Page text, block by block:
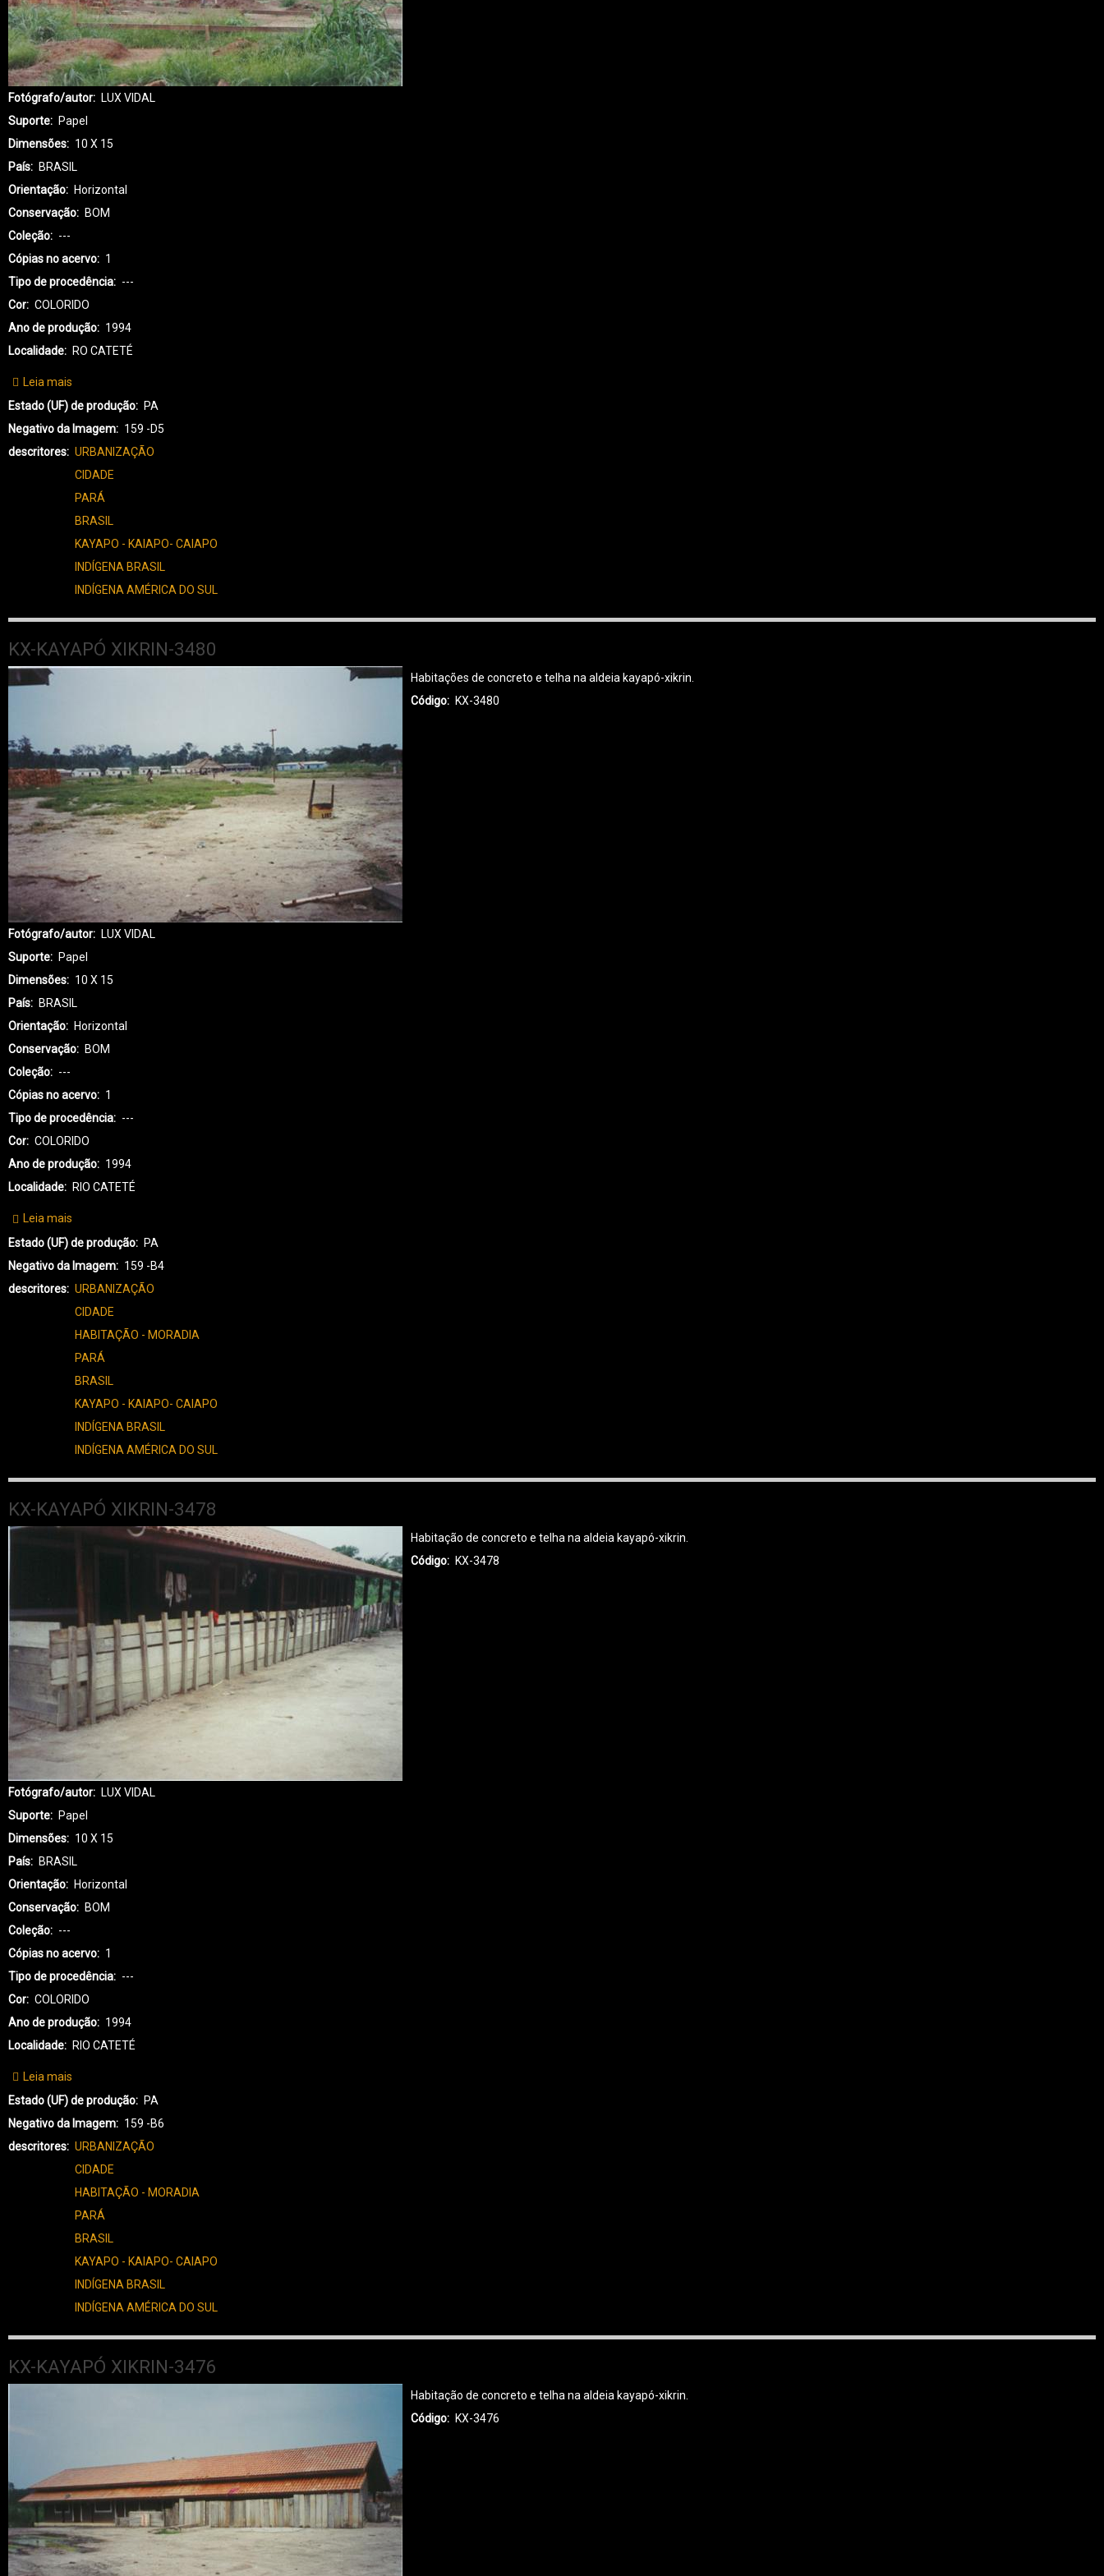
Fotógrafo/autor
LUX VIDAL
Suporte
Papel
Dimensões
10 X 15
País
BRASIL
Orientação
Horizontal
Conservação
BOM
Coleção
---
Cópias no acervo
1
Tipo de procedência
---
Cor
COLORIDO
Ano de produção
1994
Localidade
RO CATETÉ
Leia mais
KX-
KAYAPÓ
XIKRIN-
3489
Estado (UF) de produção
PA
Negativo da Imagem
159 -D5
descritores
URBANIZAÇÃO
CIDADE
PARÁ
BRASIL
KAYAPO - KAIAPO- CAIAPO
INDÍGENA BRASIL
INDÍGENA AMÉRICA DO SUL
KX-KAYAPÓ XIKRIN-3480
Habitações de concreto e telha na aldeia kayapó-xikrin.
Código
KX-3480
Fotógrafo/autor
LUX VIDAL
Suporte
Papel
Dimensões
10 X 15
País
BRASIL
Orientação
Horizontal
Conservação
BOM
Coleção
---
Cópias no acervo
1
Tipo de procedência
---
Cor
COLORIDO
Ano de produção
1994
Localidade
RIO CATETÉ
Leia mais
KX-
KAYAPÓ
XIKRIN-
3480
Estado (UF) de produção
PA
Negativo da Imagem
159 -B4
descritores
URBANIZAÇÃO
CIDADE
HABITAÇÃO - MORADIA
PARÁ
BRASIL
KAYAPO - KAIAPO- CAIAPO
INDÍGENA BRASIL
INDÍGENA AMÉRICA DO SUL
KX-KAYAPÓ XIKRIN-3478
Habitação de concreto e telha na aldeia kayapó-xikrin.
Código
KX-3478
Fotógrafo/autor
LUX VIDAL
Suporte
Papel
Dimensões
10 X 15
País
BRASIL
Orientação
Horizontal
Conservação
BOM
Coleção
---
Cópias no acervo
1
Tipo de procedência
---
Cor
COLORIDO
Ano de produção
1994
Localidade
RIO CATETÉ
Leia mais
KX-
KAYAPÓ
XIKRIN-
3478
Estado (UF) de produção
PA
Negativo da Imagem
159 -B6
descritores
URBANIZAÇÃO
CIDADE
HABITAÇÃO - MORADIA
PARÁ
BRASIL
KAYAPO - KAIAPO- CAIAPO
INDÍGENA BRASIL
INDÍGENA AMÉRICA DO SUL
KX-KAYAPÓ XIKRIN-3476
Habitação de concreto e telha na aldeia kayapó-xikrin.
Código
KX-3476